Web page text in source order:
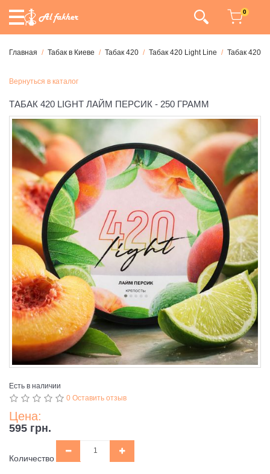
0
Главная Табак в Киеве Табак 420 Табак 420 Light Line Табак 420
Вернуться в каталог
ТАБАК 420 LIGHT ЛАЙМ ПЕРСИК - 250 ГРАММ
Есть в наличии
0 Оставить отзыв
Цена:
595 грн.
Количество